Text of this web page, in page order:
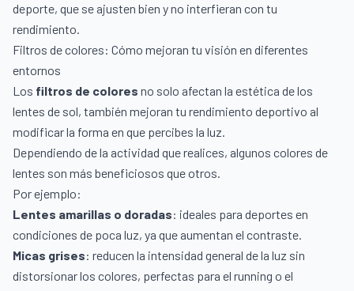
deporte, que se ajusten bien y no interfieran con tu
rendimiento.
Filtros de colores: Cómo mejoran tu visión en diferentes
entornos
Los filtros de colores no solo afectan la estética de los
lentes de sol, también mejoran tu rendimiento deportivo al
modificar la forma en que percibes la luz.
Dependiendo de la actividad que realices, algunos colores de
lentes son más beneficiosos que otros.
Por ejemplo:
Lentes amarillas o doradas: ideales para deportes en
condiciones de poca luz, ya que aumentan el contraste.
Micas grises: reducen la intensidad general de la luz sin
distorsionar los colores, perfectas para el running o el